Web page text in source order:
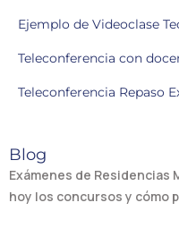
Ejemplo de Videoclase
Teleconferencia con
Teleconferencia Repaso
Blog
Exámenes de Residencias
hoy los concursos y cómo